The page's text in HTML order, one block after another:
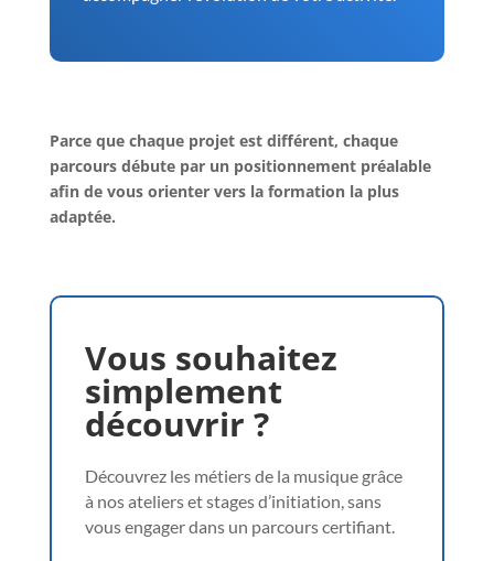
Parce que chaque projet est différent, chaque
parcours débute par un positionnement préalable
afin de vous orienter vers la formation la plus
adaptée.
Vous souhaitez
simplement
découvrir ?
Découvrez les métiers de la musique grâce
à nos ateliers et stages d’initiation, sans
vous engager dans un parcours certifiant.